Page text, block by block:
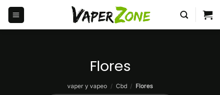
Saltar
contenido
Flores
vaper y vapeo / Cbd / Flores